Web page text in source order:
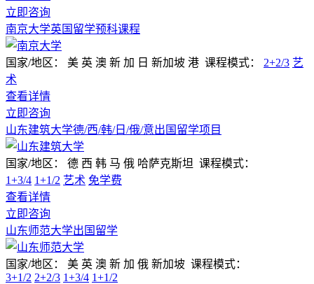
立即咨询
南京大学英国留学预科课程
国家/地区： 美 英 澳 新 加 日 新加坡 港 课程模式： 2+2/3 艺
术
查看详情
立即咨询
山东建筑大学德/西/韩/日/俄/意出国留学项目
国家/地区： 德 西 韩 马 俄 哈萨克斯坦 课程模式：
1+3/4 1+1/2 艺术 免学费
查看详情
立即咨询
山东师范大学出国留学
国家/地区： 美 英 澳 新 加 俄 新加坡 课程模式：
3+1/2 2+2/3 1+3/4 1+1/2